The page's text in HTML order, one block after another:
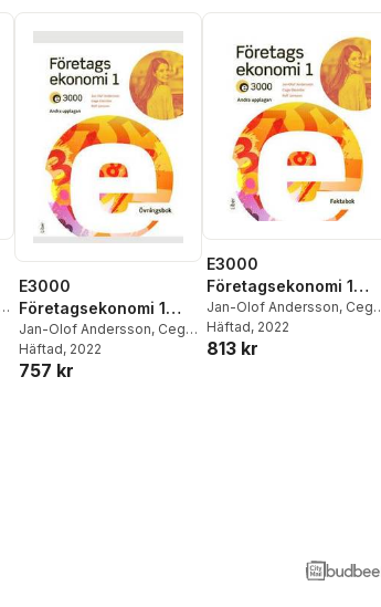
E3000
Företagsekonomi 1
Övningsbok
Jan-Olof Andersson, Cege
Ekström,Rolf Jansson
Jöran Enqvist
Häftad, 2022
757 kr
E3000
Företagsekonomi 1
Faktabok
Jan-Olof Andersson, Cege
Ekström,Rolf Jansson
Jöran Enqvist
Häftad, 2022
813 kr